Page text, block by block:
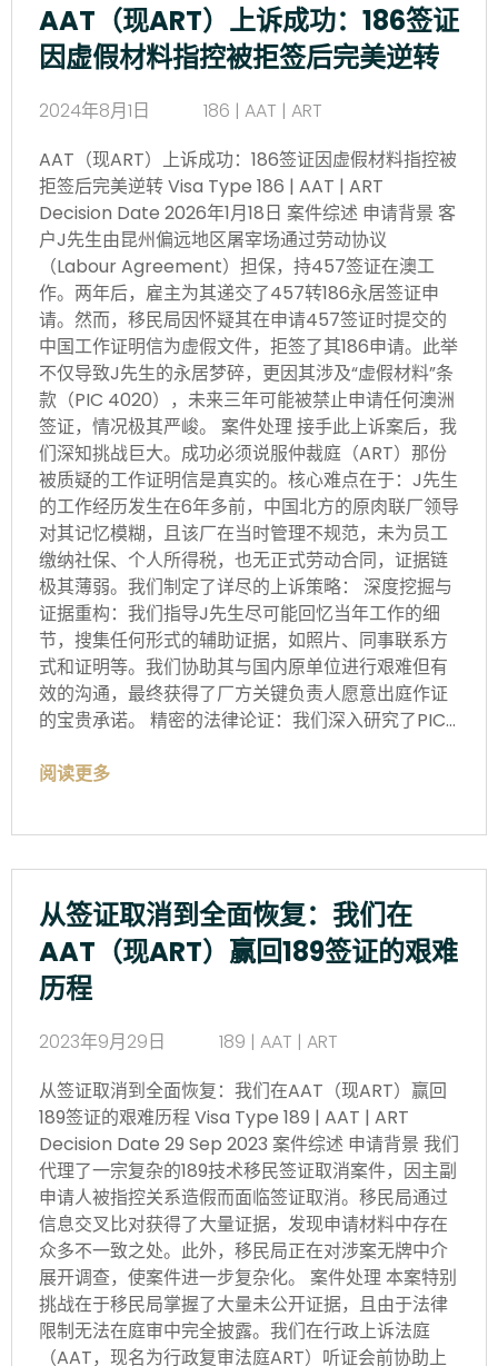
AAT（现ART）上诉成功：186签证
因虚假材料指控被拒签后完美逆转
2024年8月1日
186 | AAT | ART
AAT（现ART）上诉成功：186签证因虚假材料指控被
拒签后完美逆转 Visa Type 186 | AAT | ART
Decision Date 2026年1月18日 案件综述 申请背景 客
户J先生由昆州偏远地区屠宰场通过劳动协议
（Labour Agreement）担保，持457签证在澳工
作。两年后，雇主为其递交了457转186永居签证申
请。然而，移民局因怀疑其在申请457签证时提交的
中国工作证明信为虚假文件，拒签了其186申请。此举
不仅导致J先生的永居梦碎，更因其涉及“虚假材料”条
款（PIC 4020），未来三年可能被禁止申请任何澳洲
签证，情况极其严峻。 案件处理接手此上诉案后，我
们深知挑战巨大。成功必须说服仲裁庭（ART）那份
被质疑的工作证明信是真实的。核心难点在于：J先生
的工作经历发生在6年多前，中国北方的原肉联厂领导
对其记忆模糊，且该厂在当时管理不规范，未为员工
缴纳社保、个人所得税，也无正式劳动合同，证据链
极其薄弱。我们制定了详尽的上诉策略： 深度挖掘与
证据重构：我们指导J先生尽可能回忆当年工作的细
节，搜集任何形式的辅助证据，如照片、同事联系方
式和证明等。我们协助其与国内原单位进行艰难但有
效的沟通，最终获得了厂方关键负责人愿意出庭作证
的宝贵承诺。 精密的法律论证：我们深入研究了PIC…
阅读更多
从签证取消到全面恢复：我们在
AAT（现ART）赢回189签证的艰难
历程
2023年9月29日
189 | AAT | ART
从签证取消到全面恢复：我们在AAT（现ART）赢回
189签证的艰难历程 Visa Type 189 | AAT | ART
Decision Date 29 Sep 2023 案件综述 申请背景 我们
代理了一宗复杂的189技术移民签证取消案件，因主副
申请人被指控关系造假而面临签证取消。移民局通过
信息交叉比对获得了大量证据，发现申请材料中存在
众多不一致之处。此外，移民局正在对涉案无牌中介
展开调查，使案件进一步复杂化。 案件处理本案特别
挑战在于移民局掌握了大量未公开证据，且由于法律
限制无法在庭审中完全披露。我们在行政上诉法庭
（AAT，现名为行政复审法庭ART）听证会前协助上